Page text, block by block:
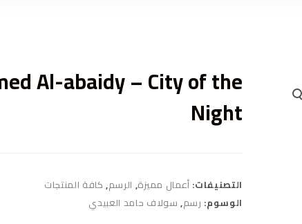
Al-abaidy – City of the
Night
التصنيفات: أعمال مميزة, الرسم, كافة المنتجات
الوسوم: رسم, سولاف حامد العبيدي